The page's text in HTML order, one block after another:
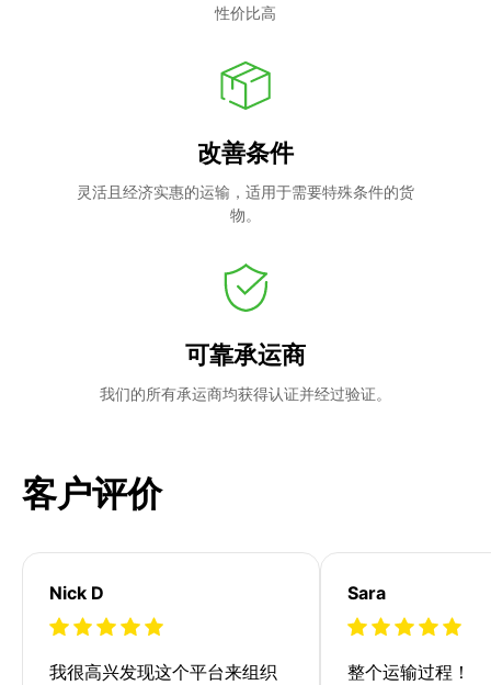
性价比高
改善条件
灵活且经济实惠的运输，适用于需要特殊条件的货
物。
可靠承运商
我们的所有承运商均获得认证并经过验证。
客户评价
Nick D
我很高兴发现这个平台来组织
Sara
整个运输过程！